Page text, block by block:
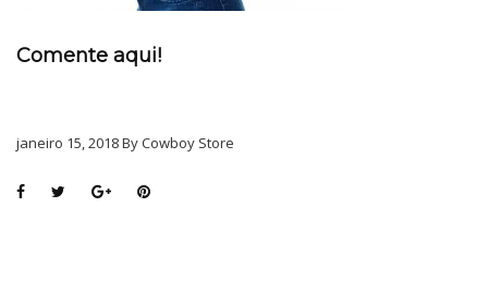
Comente aqui!
janeiro 15, 2018 By Cowboy Store